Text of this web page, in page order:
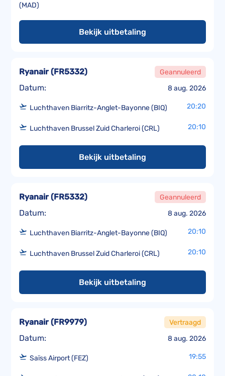
(MAD)
Bekijk uitbetaling
Datum: 8 aug. 2026
Ryanair(FR5332) Geannuleerd
Luchthaven Biarritz-Anglet-Bayonne (BIQ) 20:20
Luchthaven Brussel Zuid Charleroi (CRL) 20:10
Bekijk uitbetaling
Datum: 8 aug. 2026
Ryanair(FR5332) Geannuleerd
Luchthaven Biarritz-Anglet-Bayonne (BIQ) 20:10
Luchthaven Brussel Zuid Charleroi (CRL) 20:10
Bekijk uitbetaling
Datum: 8 aug. 2026
Ryanair(FR9979) Vertraagd
Saïss Airport (FEZ) 19:55